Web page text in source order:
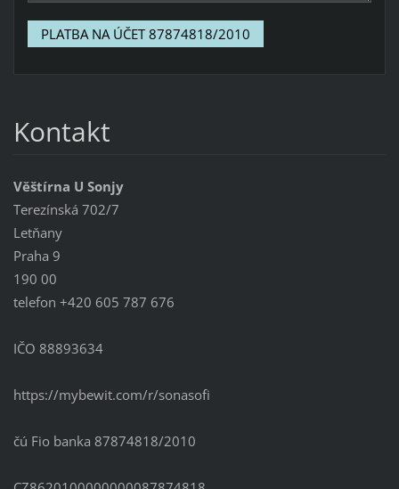
Kontakt
Věštírna U Sonjy
Terezínská 702/7
Letňany
Praha 9
190 00
telefon +420 605 787 676
IČO 88893634
https://mybewit.com/r/sonasofi
čú Fio banka 87874818/2010